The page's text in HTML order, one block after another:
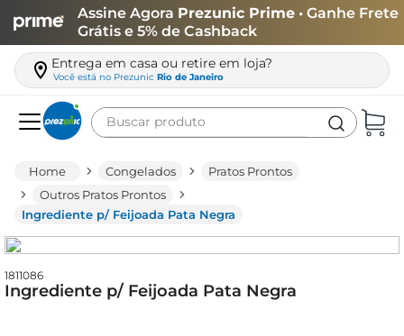
Assine Agora Prezunic Prime • Ganhe Frete
Grátis e 5% de Cashback
Entrega em casa ou retire em loja?
Você está no Prezunic Rio de Janeiro
Buscar produto
Congelados
Pratos Prontos
Outros Pratos Prontos
Ingrediente p/ Feijoada Pata Negra
1811086
Ingrediente p/ Feijoada Pata Negra
leite
queijo